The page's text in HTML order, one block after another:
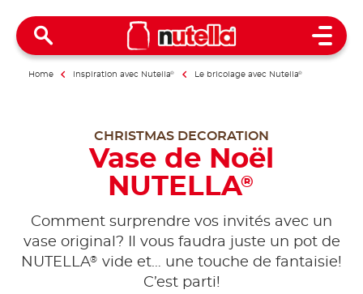
Open
Home Inspiration avec Nutella® Le bricolage avec Nutella®
CHRISTMAS DECORATION
Vase de Noël
NUTELLA®
Comment surprendre vos invités avec un
vase original? Il vous faudra juste un pot de
NUTELLA® vide et… une touche de fantaisie!
C’est parti!